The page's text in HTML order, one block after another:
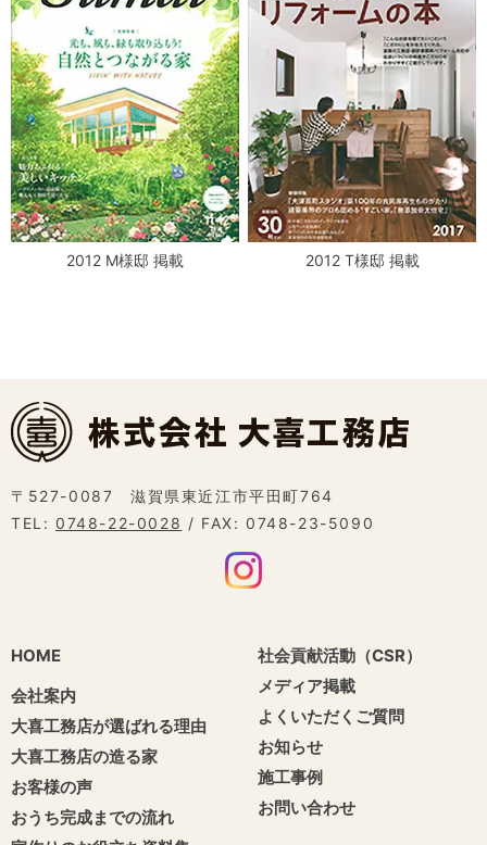
2012 M様邸 掲載 2012 T様邸 掲載
〒527-0087 滋賀県東近江市平田町764
TEL: 0748-22-0028 / FAX: 0748-23-5090
HOME
会社案内
大喜工務店が選ばれる理由
大喜工務店の造る家
お客様の声
おうち完成までの流れ
社会貢献活動（CSR）
メディア掲載
よくいただくご質問
お知らせ
施工事例
お問い合わせ